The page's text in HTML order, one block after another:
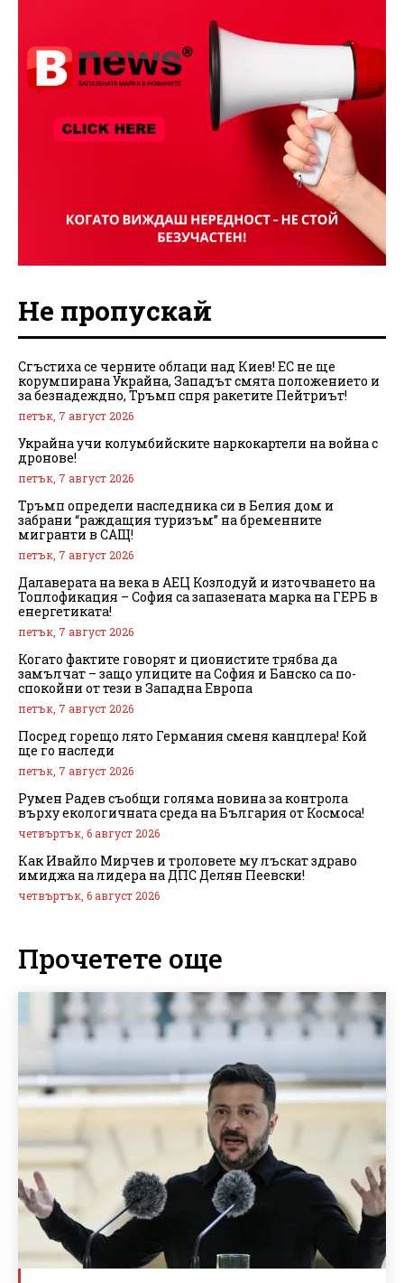
Не пропускай
Сгъстиха се черните облаци над Киев! ЕС не ще
корумпирана Украйна, Западът смята положението и
за безнадеждно, Тръмп спря ракетите Пейтриът!
петък, 7 август 2026
Украйна учи колумбийските наркокартели на война с
дронове!
петък, 7 август 2026
Тръмп определи наследника си в Белия дом и
забрани “раждащия туризъм” на бременните
мигранти в САЩ!
петък, 7 август 2026
Далаверата на века в АЕЦ Козлодуй и източването на
Топлофикация – София са запазената марка на ГЕРБ в
енергетиката!
петък, 7 август 2026
Когато фактите говорят и ционистите трябва да
замълчат – защо улиците на София и Банско са по-
спокойни от тези в Западна Европа
петък, 7 август 2026
Посред горещо лято Германия сменя канцлера! Кой
ще го наследи
петък, 7 август 2026
Румен Радев съобщи голяма новина за контрола
върху екологичната среда на България от Космоса!
четвъртък, 6 август 2026
Как Ивайло Мирчев и троловете му лъскат здраво
имиджа на лидера на ДПС Делян Пеевски!
четвъртък, 6 август 2026
Прочетете още